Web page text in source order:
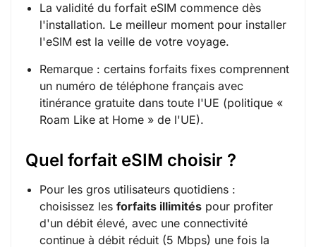
La validité du forfait eSIM commence dès
l'installation. Le meilleur moment pour installer
l'eSIM est la veille de votre voyage.
Remarque : certains forfaits fixes comprennent
un numéro de téléphone français avec
itinérance gratuite dans toute l'UE (politique «
Roam Like at Home » de l'UE).
Quel forfait eSIM choisir ?
Pour les gros utilisateurs quotidiens :
choisissez les forfaits illimités pour profiter
d'un débit élevé, avec une connectivité
continue à débit réduit (5 Mbps) une fois la